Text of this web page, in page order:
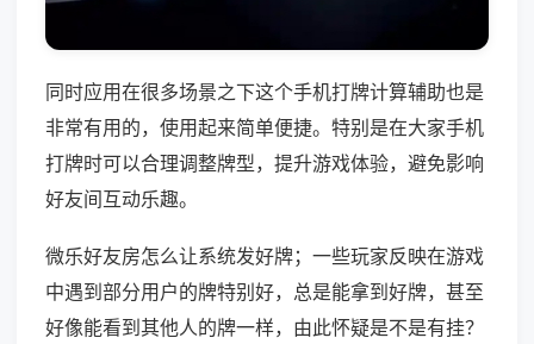
同时应用在很多场景之下这个手机打牌计算辅助也是
非常有用的，使用起来简单便捷。特别是在大家手机
打牌时可以合理调整牌型，提升游戏体验，避免影响
好友间互动乐趣。
微乐好友房怎么让系统发好牌；一些玩家反映在游戏
中遇到部分用户的牌特别好，总是能拿到好牌，甚至
好像能看到其他人的牌一样，由此怀疑是不是有挂？